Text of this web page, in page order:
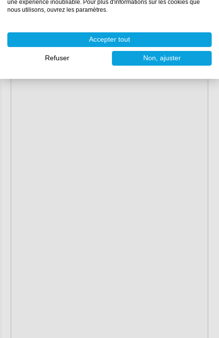
une expérience inoubliable. Pour plus d'informations sur les cookies que
nous utilisons, ouvrez les paramètres.
Accepter tout
Refuser Non, ajuster